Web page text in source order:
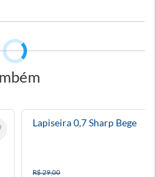
Lapiseira 0,7 Sharp Bege
R$ 29,00